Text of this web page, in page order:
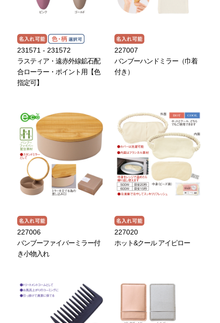
231571 - 231572
ラスティア・遠赤外線鉱石配
合ローラー・ポイント用【色
指定可】
227007
バンブーハンドミラー（巾着
付き）
227006
バンブーファイバーミラー付
き小物入れ
227020
ホット&クール アイピロー